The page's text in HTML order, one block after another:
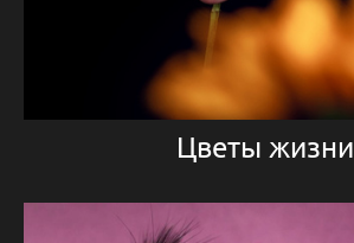
Цветы жизни